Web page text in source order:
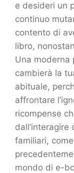
e desideri un
continuo
contento di
libro,
Una moderna
cambierà la
abituale,
affrontare
ricompense
familiari,
mondo di e-